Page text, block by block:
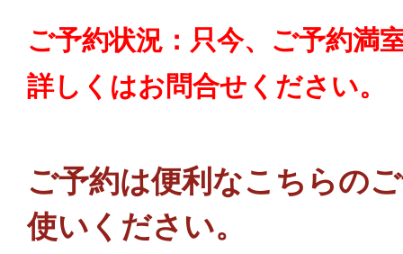
ご予約状況：只今、ご予約満
詳しくはお問合せください。
ご予約は便利なこちらの
使いください。